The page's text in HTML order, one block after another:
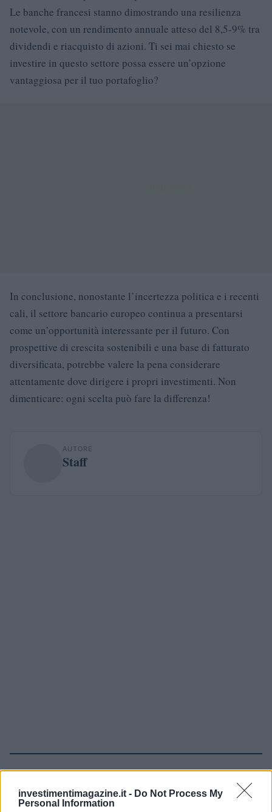
investimentimagazine.it - Do Not Process My
Personal Information
Le banche francesi stanno dimostrando una resilienza
notevole, con un rendimento annuale atteso del 8,5-9% tra
dividendi e riacquisto di azioni. Ti sei mai chiesto se
investire in questo settore possa essere un’opzione
vantaggiosa per il tuo portafoglio?
In conclusione, nonostante l’incertezza politica e i recenti
cali, il settore bancario europeo continua a presentarsi
come un’opportunità interessante per il futuro. Con
prospettive di crescita sostenibili e una base di fatturato
diversificata, potrebbe valere la pena considerare
attentamente dove dirigere i propri investimenti. Non
dimenticare: ogni scelta può fare la differenza!
AUTORE
Staff
Continua a leggere
NEWS